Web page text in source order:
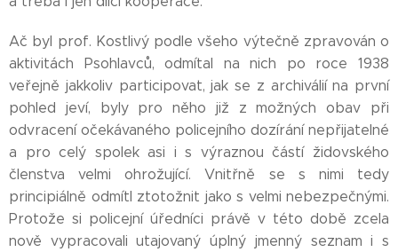
Ač byl prof. Kostlivý podle všeho výtečně zpravován o
aktivitách Psohlavců, odmítal na nich po roce 1938
veřejně jakkoliv participovat, jak se z archiválií na první
pohled jeví, byly pro něho již z možných obav při
odvracení očekávaného policejního dozírání nepřijatelné
a pro celý spolek asi i s výraznou částí židovského
členstva velmi ohrožující. Vnitřně se s nimi tedy
principiálně odmítl ztotožnit jako s velmi nebezpečnými.
Protože si policejní úředníci právě v této době zcela
nově vypracovali utajovaný úplný jmenný seznam i s